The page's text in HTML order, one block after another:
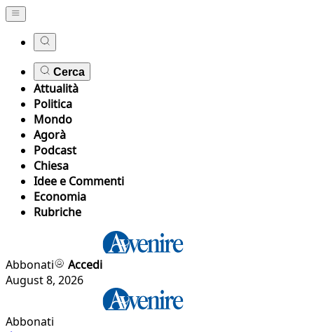
Cerca
Attualità
Politica
Mondo
Agorà
Podcast
Chiesa
Idee e Commenti
Economia
Rubriche
Abbonati
Accedi
August 8, 2026
Abbonati